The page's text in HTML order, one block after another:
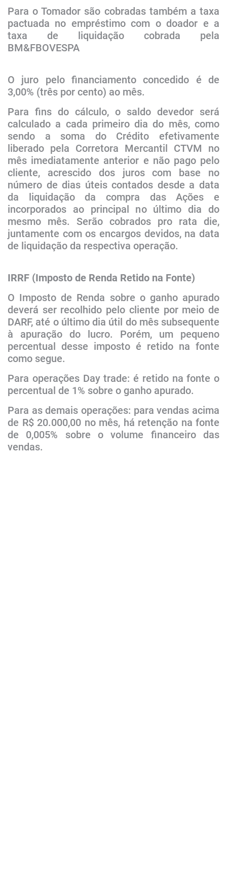
Para o Tomador são cobradas também a taxa
pactuada no empréstimo com o doador e a
taxa de liquidação cobrada pela
BM&FBOVESPA
O juro pelo financiamento concedido é de
3,00% (três por cento) ao mês.
Para fins do cálculo, o saldo devedor será
calculado a cada primeiro dia do mês, como
sendo a soma do Crédito efetivamente
liberado pela Corretora Mercantil CTVM no
mês imediatamente anterior e não pago pelo
cliente, acrescido dos juros com base no
número de dias úteis contados desde a data
da liquidação da compra das Ações e
incorporados ao principal no último dia do
mesmo mês. Serão cobrados pro rata die,
juntamente com os encargos devidos, na data
de liquidação da respectiva operação.
IRRF (Imposto de Renda Retido na Fonte)​​​
O Imposto de Renda sobre o ganho apurado
deverá ser recolhido pelo cliente por meio de
DARF, até o último dia útil do mês subsequente
à apuração do lucro. Porém, um pequeno
percentual desse imposto é retido na fonte
como segue.
Para operações Day trade: é retido na fonte o
percentual de 1% sobre o ganho apurado.
Para as demais operações: para vendas acima
de​ R$ 20.000,00 no mês, há retenção na fonte
de 0,005% sobre o volume financeiro das
vendas.​​​​​​​​​​​​​​​​​​​​​​​